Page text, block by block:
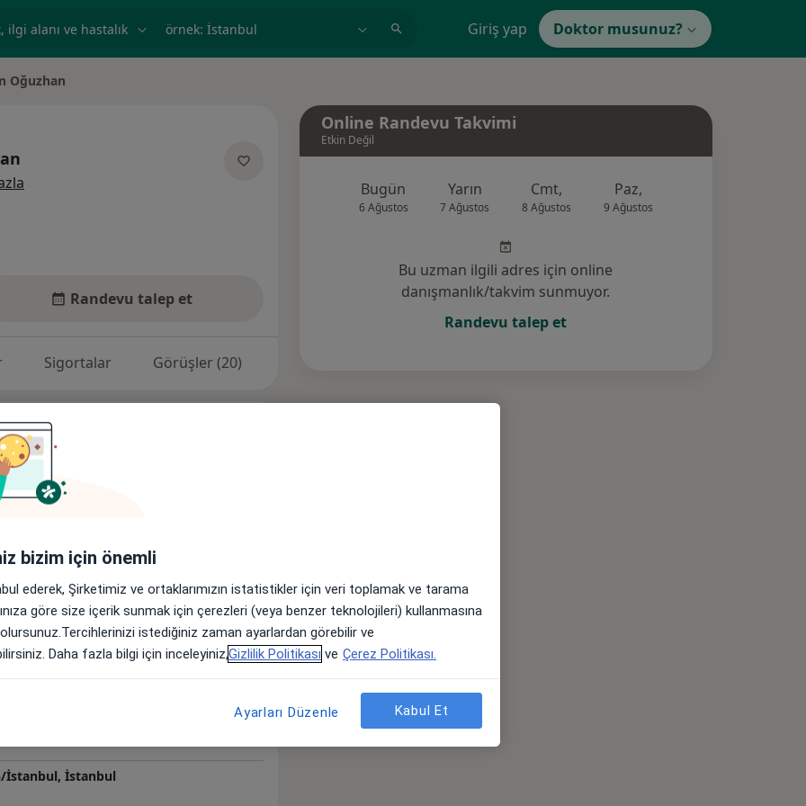
örnek: İstanbul Giriş yap Doktor musunuz?
Oğuzhan
Randevu talep et
Sigortalar Görüşler (20)
göz hastalıkları ve tedavilerinde
hakkında
İstanbul, İstanbul
Online Randevu Takvimi
Etkin Değil
Bugün
6 Ağustos
Yarın
7 Ağustos
Cmt,
8 Ağustos
Paz,
9 Ağustos
Bu uzman ilgili adres için online
danışmanlık/takvim sunmuyor.
Randevu talep et
bizim için önemli
ederek, Şirketimiz ve ortaklarımızın istatistikler için veri toplamak ve tarama
göre size içerik sunmak için çerezleri (veya benzer teknolojileri) kullanmasına
istediğiniz zaman ayarlardan görebilir ve
Daha fazla bilgi için inceleyiniz,Gizlilik Politikası ve Çerez Politikası.
Ayarları Düzenle Kabul Et